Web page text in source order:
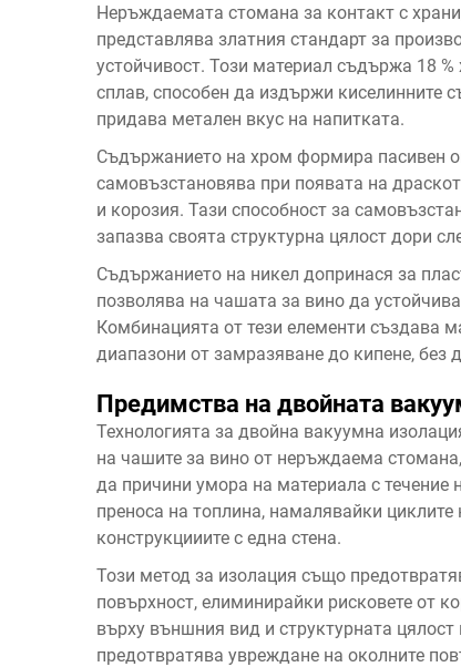
Неръждаемата стомана за контакт с
представлява златния стандарт за
устойчивост. Този материал съдържа 18
сплав, способен да издържи киселинните
придава метален вкус на напитката.
Съдържанието на хром формира пасивен
самовъзстановява при появата на
и корозия. Тази способност за
запазва своята структурна цялост дори
Съдържанието на никел допринася за
позволява на чашата за вино да
Комбинацията от тези елементи създава
диапазони от замразяване до кипене, без
Предимства на двойната
Технологията за двойна вакуумна
на чашите за вино от неръждаема
да причини умора на материала с течение
преноса на топлина, намалявайки
конструкцииите с една стена.
Този метод за изолация също
повърхност, елиминирайки рисковете от
върху външния вид и структурната
предотвратява увреждане на околните